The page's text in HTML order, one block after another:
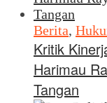
Berita,
Kritik
Harimau
Tangan